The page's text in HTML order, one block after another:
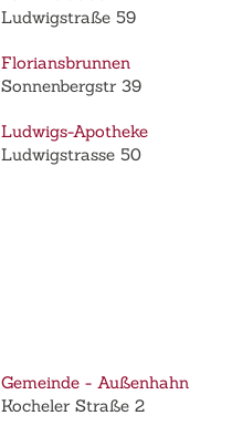
Ludwigstraße 59
Floriansbrunnen
Sonnenbergstr 39
Ludwigs-Apotheke
Ludwigstrasse 50
Gemeinde - Außenhahn
Kocheler Straße 2